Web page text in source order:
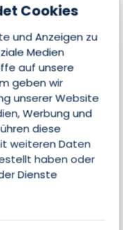
Cookies
und Anzeigen zu
Medien
auf unsere
geben wir
unserer Website
Werbung und
diese
weiteren Daten
haben oder
Dienste
Was mit
passiert
Problemen
Sie hier.